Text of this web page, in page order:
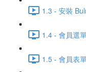
1.3 - 安裝
1.4 - 會員選
1.5 - 會員表